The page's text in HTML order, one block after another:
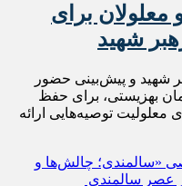
معلولان برای
شهید
شهید و پیش‌بینی حضور
بهزیستی، برای حفظ
معلولیت توصیه‌هایی ارائه